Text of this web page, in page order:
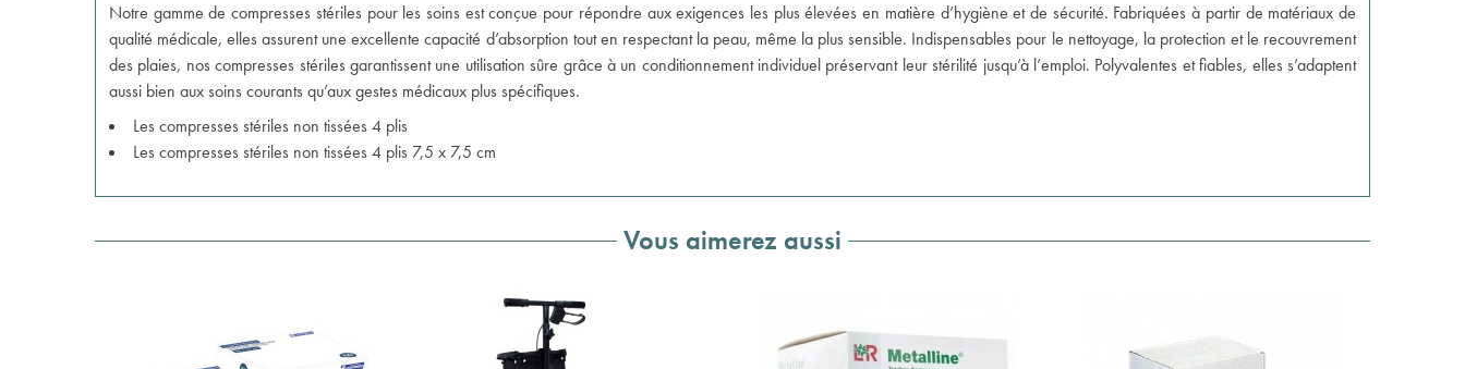
Notre gamme de compresses stériles pour les soins est conçue pour répondre aux exigences les plus élevées en matière d’hygiène et de sécurité. Fabriquées à partir de matériaux de
qualité médicale, elles assurent une excellente capacité d’absorption tout en respectant la peau, même la plus sensible. Indispensables pour le nettoyage, la protection et le recouvrement
des plaies, nos compresses stériles garantissent une utilisation sûre grâce à un conditionnement individuel préservant leur stérilité jusqu’à l’emploi. Polyvalentes et fiables, elles s’adaptent
aussi bien aux soins courants qu’aux gestes médicaux plus spécifiques.
Les compresses stériles non tissées 4 plis
Les compresses stériles non tissées 4 plis 7,5 x 7,5 cm
Vous aimerez aussi